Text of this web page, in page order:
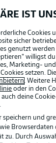
Anzeige
it's meant to be
IST
Cookies
sicher
genutzt
willigst
Marketing-
setzen.
. Weitere
oder in den
deine
speichern und
Browserdaten
zu. Durch